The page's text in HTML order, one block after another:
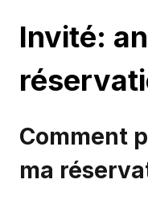
Invité:
Comment
ma